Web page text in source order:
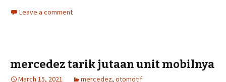
Leave a comment
mercedez tarik jutaan unit mobilnya
March 15, 2021 mercedez, otomotif